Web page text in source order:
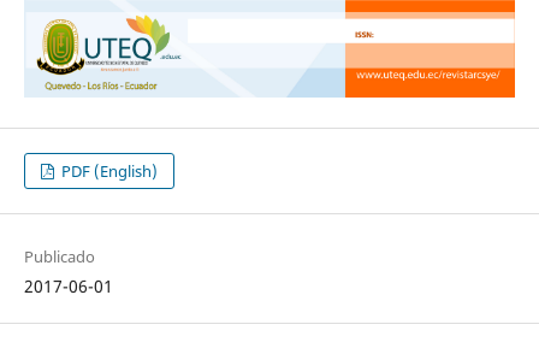
PDF (English)
Publicado
2017-06-01